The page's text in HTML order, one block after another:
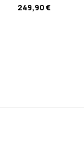
249,90 €